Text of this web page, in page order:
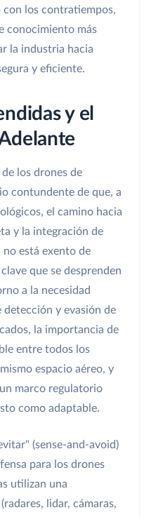
los contratiempos,
conocimiento más
la industria hacia
y eficiente.
y el
los drones de
contundente de que, a
el camino hacia
y la integración de
está exento de
que se desprenden
a la necesidad
detección y evasión de
la importancia de
entre todos los
espacio aéreo, y
marco regulatorio
como adaptable.
(sense-and-avoid)
para los drones
utilizan una
lidar, cámaras,